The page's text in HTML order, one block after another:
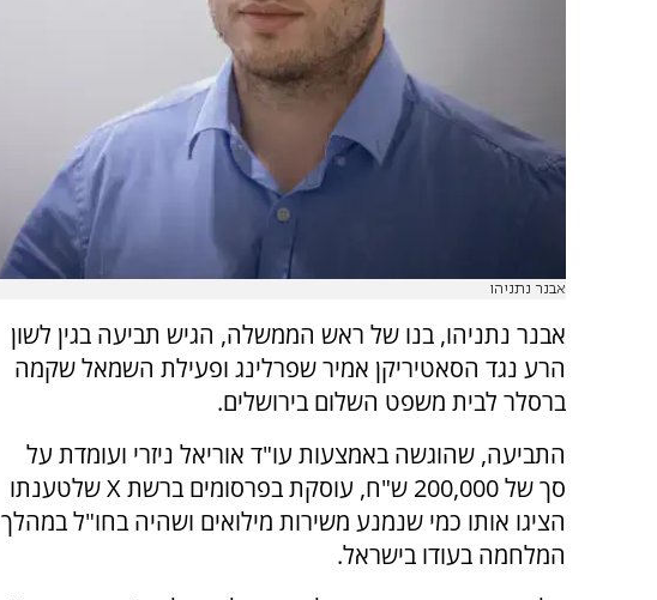
אבנר נתניהו
אבנר נתניהו, בנו של ראש הממשלה, הגיש תביעה בגין לשון
הרע נגד הסאטיריקן אמיר שפרלינג ופעילת השמאל שקמה
ברסלר לבית משפט השלום בירושלים.
התביעה, שהוגשה באמצעות עו"ד אוריאל ניזרי ועומדת על
סך של 200,000 ש"ח, עוסקת בפרסומים ברשת X שלטענתו
הציגו אותו כמי שנמנע משירות מילואים ושהיה בחו"ל במהלך
המלחמה בעודו בישראל.